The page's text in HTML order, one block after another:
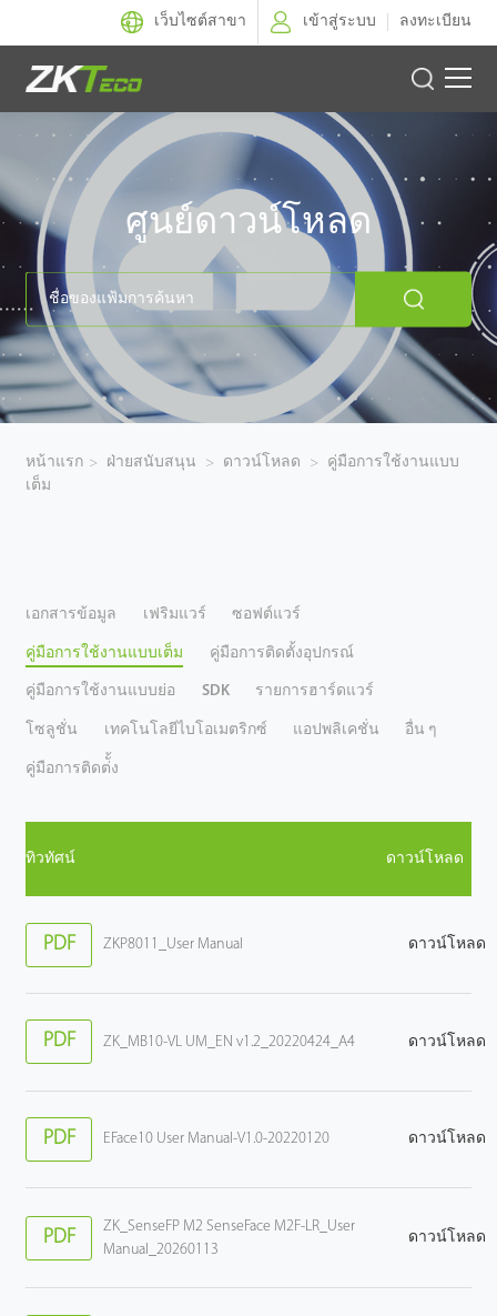
เว็บไซต์สาขา เข้าสู่ระบบ ลงทะเบียน
ผลิตภัณฑ์
โซลูชั่นของเรา
ผลงานของเรา
เทคโนโลยี
ตัวแทนจำหน่าย
ฝ่ายสนับสนุน
ศูนย์ดาวน์โหลด
หน้าแรก > ฝ่ายสนับสนุน > ดาวน์โหลด >
คู่มือการใช้งานแบบ
เต็ม
เอกสารข้อมูล เฟริมแวร์ ซอฟต์แวร์
คู่มือการใช้งานแบบเต็ม คู่มือการติดตั้งอุปกรณ์
คู่มือการใช้งานแบบย่อ SDK รายการฮาร์ดแวร์
โซลูชั่น เทคโนโลยีไบโอเมตริกซ์ แอปพลิเคชั่น อื่น ๆ
คู่มือการติดต่ั้ง
ทิวทัศน์ ดาวน์โหลด
PDF ZKP8011_User Manual ดาวน์โหลด
PDF ZK_MB10-VL UM_EN v1.2_20220424_A4 ดาวน์โหลด
PDF EFace10 User Manual-V1.0-20220120 ดาวน์โหลด
PDF
ZK_SenseFP M2 SenseFace M2F-LR_User
Manual_20260113
ดาวน์โหลด